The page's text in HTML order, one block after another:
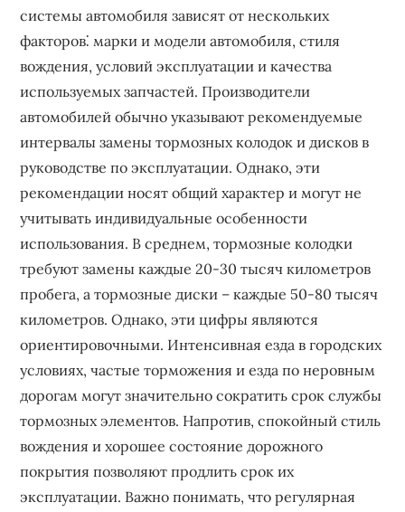
системы автомобиля зависят от нескольких
факторов⁚ марки и модели автомобиля, стиля
вождения, условий эксплуатации и качества
используемых запчастей. Производители
автомобилей обычно указывают рекомендуемые
интервалы замены тормозных колодок и дисков в
руководстве по эксплуатации. Однако, эти
рекомендации носят общий характер и могут не
учитывать индивидуальные особенности
использования. В среднем, тормозные колодки
требуют замены каждые 20-30 тысяч километров
пробега, а тормозные диски – каждые 50-80 тысяч
километров. Однако, эти цифры являются
ориентировочными. Интенсивная езда в городских
условиях, частые торможения и езда по неровным
дорогам могут значительно сократить срок службы
тормозных элементов. Напротив, спокойный стиль
вождения и хорошее состояние дорожного
покрытия позволяют продлить срок их
эксплуатации. Важно понимать, что регулярная